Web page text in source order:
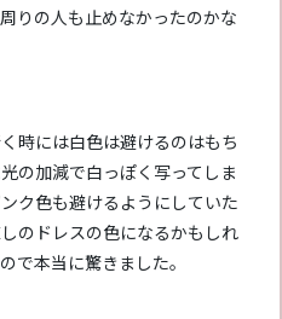
りの人も止めなかったのかな
時には白色は避けるのはもち
の加減で白っぽく写ってしま
ク色も避けるようにしていた
のドレスの色になるかもしれ
で本当に驚きました。